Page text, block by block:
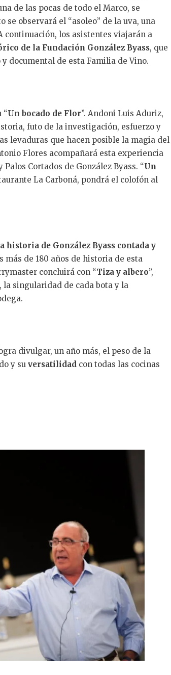
de las pocas de todo el Marco, se
observará el “asoleo” de la uva, una
continuación, los asistentes viajarán a
de la Fundación González Byass, que
documental de esta Familia de Vino.
“Un bocado de Flor”. Andoni Luis Aduriz,
futo de la investigación, esfuerzo y
levaduras que hacen posible la magia del
Flores acompañará esta experiencia
Cortados de González Byass. “Un
La Carboná, pondrá el colofón al
historia de González Byass contada y
de 180 años de historia de esta
concluirá con “Tiza y albero”,
singularidad de cada bota y la
divulgar, un año más, el peso de la
y su versatilidad con todas las cocinas